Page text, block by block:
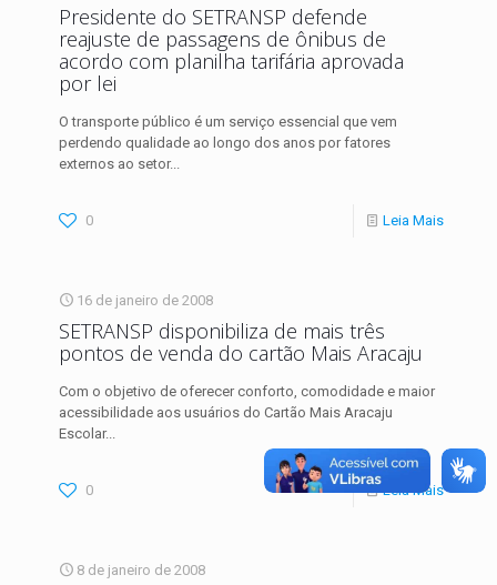
Presidente do SETRANSP defende
reajuste de passagens de ônibus de
acordo com planilha tarifária aprovada
por lei
O transporte público é um serviço essencial que vem
perdendo qualidade ao longo dos anos por fatores
externos ao setor...
0 Leia Mais
16 de janeiro de 2008
SETRANSP disponibiliza de mais três
pontos de venda do cartão Mais Aracaju
Com o objetivo de oferecer conforto, comodidade e maior
acessibilidade aos usuários do Cartão Mais Aracaju
Escolar...
0 Leia Mais
8 de janeiro de 2008